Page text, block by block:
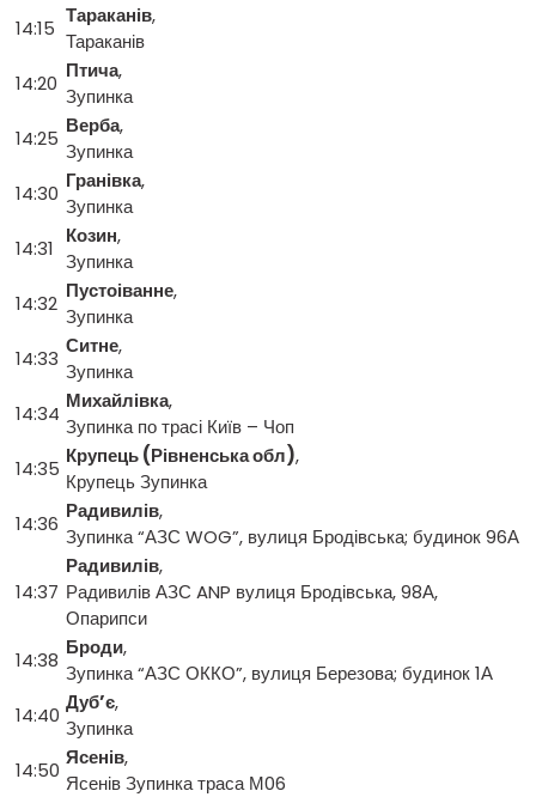
14:15
Тараканів,
Тараканів
14:20
Птича,
Зупинка
14:25
Верба,
Зупинка
14:30
Гранівка,
Зупинка
14:31
Козин,
Зупинка
14:32
Пустоіванне,
Зупинка
14:33
Ситне,
Зупинка
14:34
Михайлівка,
Зупинка по трасі Київ – Чоп
14:35
Крупець (Рівненська обл),
Крупець Зупинка
14:36
Радивилів,
Зупинка “АЗС WOG”, вулиця Бродівська; будинок 96А
14:37
Радивилів,
Радивилів АЗС ANP вулиця Бродівська, 98А,
Опарипси
14:38
Броди,
Зупинка “АЗС ОККО”, вулиця Березова; будинок 1А
14:40
Дуб’є,
Зупинка
14:50
Ясенів,
Ясенів Зупинка траса М06